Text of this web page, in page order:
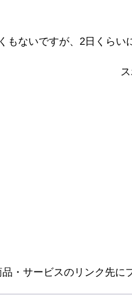
もないですが、2日くらい
・サービスのリンク先に